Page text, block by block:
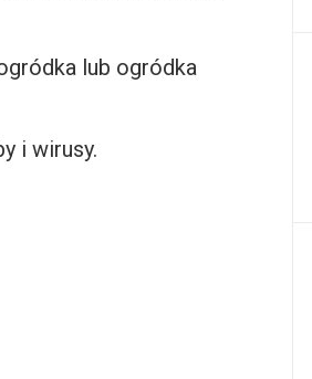
lub ogródka
i wirusy.